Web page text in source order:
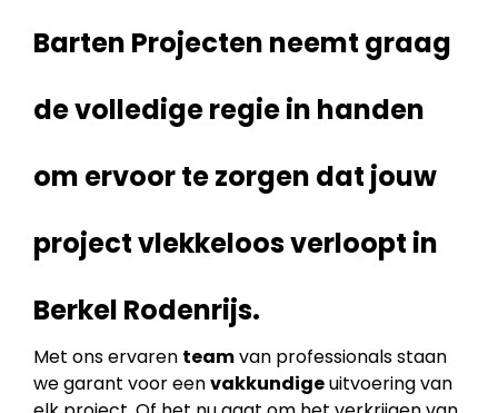
Barten Projecten neemt graag
de volledige regie in handen
om ervoor te zorgen dat jouw
project vlekkeloos verloopt in
Berkel Rodenrijs.
Met ons ervaren teamvan professionals staan
we garant voor eenvakkundigeuitvoering van